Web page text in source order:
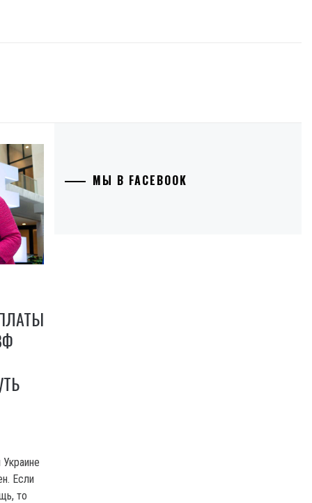
Если
то
МЫ В FACEBOOK